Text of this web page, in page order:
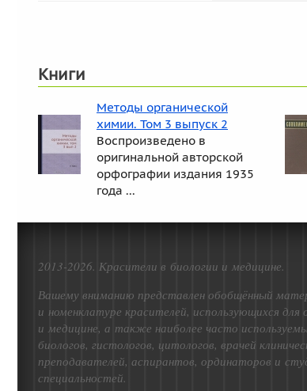
Книги
Методы органической
химии. Том 3 выпуск 2
Воспроизведено в
оригинальной авторской
орфографии издания 1935
года ...
2013-2026. Красители в биологии и медицине.
Вашему вниманию представлен обобщённый
и номенклатуре красителей, использующихся
и медицине, а также наиболее часто
биологов, гистологов, цитологов, врачей
преподавателей, аспирантов, ординаторов и
специальностей.